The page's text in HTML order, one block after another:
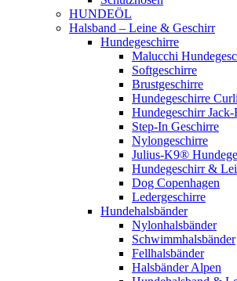
HUNDEÖL
Halsband – Leine & Geschirr
Hundegeschirre
Malucchi
Softgeschirre
Brustgeschirre
Hundegeschirre Curli
Hundegeschirr Jack-
Step-In Geschirre
Nylongeschirre
Julius-K9®
Hundegeschirr &
Dog Copenhagen
Ledergeschirre
Hundehalsbänder
Nylonhalsbänder
Schwimmhalsbänder
Fellhalsbänder
Halsbänder Alpen